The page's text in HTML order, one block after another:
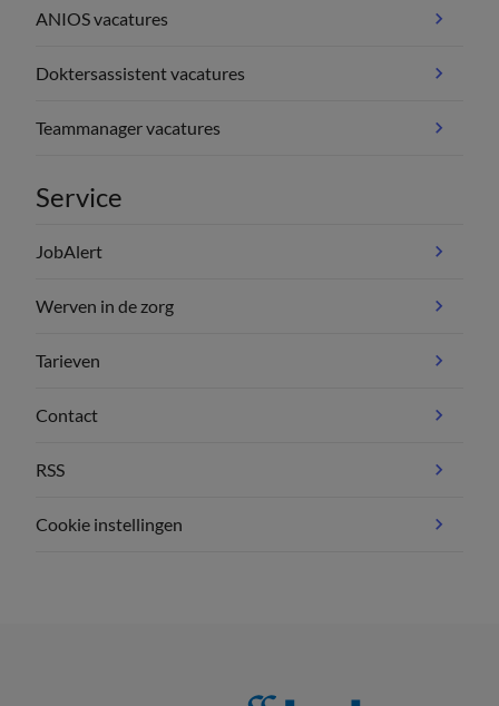
ANIOS vacatures
Doktersassistent vacatures
Teammanager vacatures
Service
JobAlert
Werven in de zorg
Tarieven
Contact
RSS
Cookie instellingen